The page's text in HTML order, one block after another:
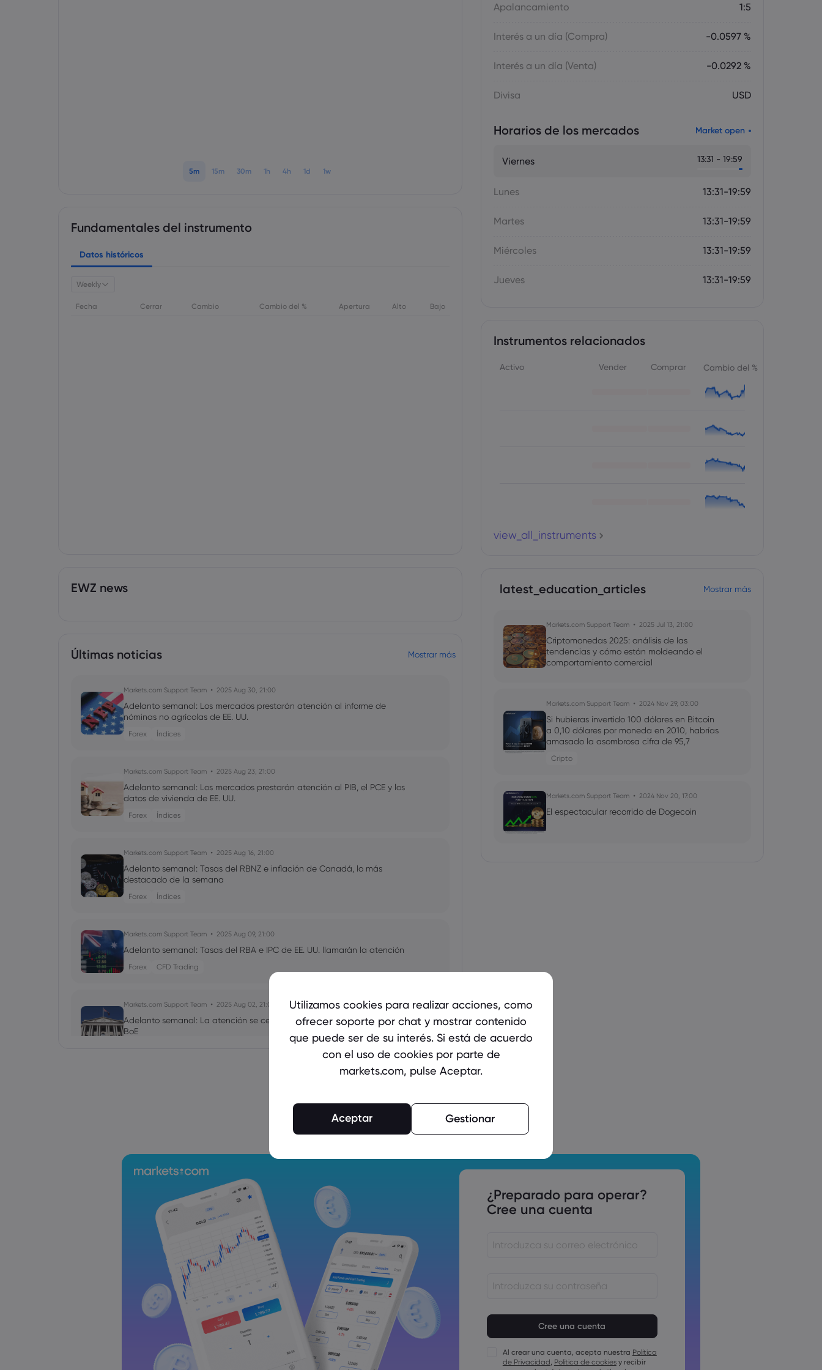
5m 15m 30m 1h 4h 1d 1w
Fundamentales del instrumento
Datos históricos
Weekly
Fecha Cerrar Cambio Cambio del % Apertura Alto Bajo
EWZ news
Últimas noticias Mostrar más
Markets.com Support Team 2025 Aug 30, 21:00
Adelanto semanal: Los mercados prestarán atención al informe de
nóminas no agrícolas de EE. UU.
Forex Índices
Markets.com Support Team 2025 Aug 23, 21:00
Adelanto semanal: Los mercados prestarán atención al PIB, el PCE y los
datos de vivienda de EE. UU.
Forex Índices
Markets.com Support Team 2025 Aug 16, 21:00
Adelanto semanal: Tasas del RBNZ e inflación de Canadá, lo más
destacado de la semana
Forex Índices
Markets.com Support Team 2025 Aug 09, 21:00
Adelanto semanal: Tasas del RBA e IPC de EE. UU. llamarán la atención
Forex CFD Trading
Markets.com Support Team 2025 Aug 02, 21:00
Adelanto semanal: La atención se centrará en la decisión sobre tasas del
BoE
Adelanto semanal: Decisiones sobre las tasas de interés de la Fed, el BoC
Markets.com Support Team
Adelanto semanal: elecciones en Japón, decisión del BCE sobre los tipos
de interés, discurso de Powell
Índices
Markets.com Support Team 2025 Jul 12, 21:00
Adelanto semanal: Los datos de inflación de EE. UU., Canadá y Reino
Unido acapararán la atención
Forex Índices
Apalancamiento 1:5
Interés a un día (Compra) -0.0597 %
Interés a un día (Venta) -0.0292 %
Divisa USD
Horarios de los mercados Market open
Viernes 13:31 - 19:59
Lunes 13:31-19:59
Martes 13:31-19:59
Miércoles 13:31-19:59
Jueves 13:31-19:59
Instrumentos relacionados
Activo Vender Comprar Cambio del %
view_all_instruments
latest_education_articles Mostrar más
Markets.com Support Team 2025 Jul 13, 21:00
Criptomonedas 2025: análisis de las
tendencias y cómo están moldeando el
comportamiento comercial
Markets.com Support Team 2024 Nov 29, 03:00
Si hubieras invertido 100 dólares en Bitcoin
a 0,10 dólares por moneda en 2010, habrías
amasado la asombrosa cifra de 95,7
MILLONES de dólares
Cripto
Markets.com Support Team 2024 Nov 20, 17:00
El espectacular recorrido de Dogecoin
¿Preparado para operar?
Cree una cuenta
Las contraseñas deben tener entre 8 y 15 como
Las contraseñas deben incluir al menos un
Las contraseñas deben incluir al menos un
carácter en mayúscula
Al crear una cuenta, acepta nuestra Política
de Privacidad, Política de cookiesy recibir
Utilizamos cookies para realizar acciones, como
ofrecer soporte por chat y mostrar contenido
que puede ser de su interés. Si está de acuerdo
con el uso de cookies por parte de
markets.com, pulse Aceptar.
Aceptar Gestionar